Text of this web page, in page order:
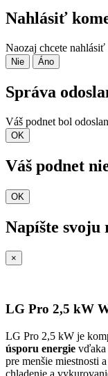
Nahlásiť
Naozaj chcete nahlásiť
Nie Áno
Správa
Váš podnet bol
OK
Váš podnet
OK
Napíšte svoju
×
LG Pro 2,5 kW
LG Pro 2,5 kW je
úsporu energie vďaka
pre menšie miestnosti
chladenie a